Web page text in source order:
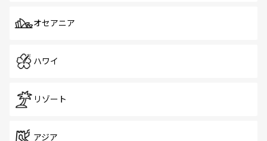
オセアニア
ハワイ
リゾート
アジア